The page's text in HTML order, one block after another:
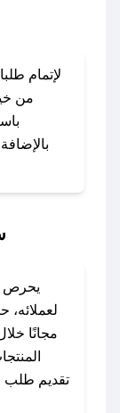
لا
في حال
مراسلتنا
للحصول
لإتمام
من
يحرص
تقديم طلب